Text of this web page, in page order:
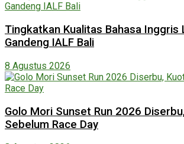
Tingkatkan Kualitas Bahasa Inggris
Gandeng IALF Bali
8 Agustus 2026
Golo Mori Sunset Run 2026
Sebelum Race Day